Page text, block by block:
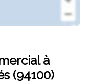
à
(94100)